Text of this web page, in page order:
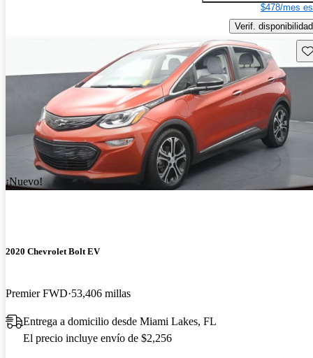
$478/mes
Verif. disponibilidad
¡Nuevo!
2020 Chevrolet Bolt EV
Premier FWD 53,406 millas
Entrega a domicilio desde Miami Lakes, FL
El precio incluye envío de $2,256